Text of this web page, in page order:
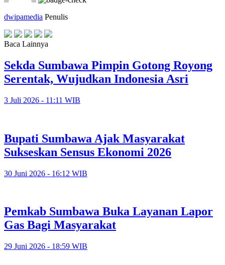
dwipamedia Penulis
Baca Lainnya
Sekda Sumbawa Pimpin Gotong Royong
Serentak, Wujudkan Indonesia Asri
3 Juli 2026 - 11:11 WIB
Bupati Sumbawa Ajak Masyarakat
Sukseskan Sensus Ekonomi 2026
30 Juni 2026 - 16:12 WIB
Pemkab Sumbawa Buka Layanan Lapor
Gas Bagi Masyarakat
29 Juni 2026 - 18:59 WIB